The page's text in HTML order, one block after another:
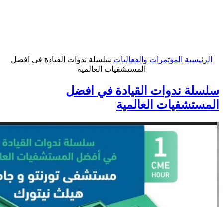
الرئيسية المؤتمرات والفعاليات سلسلة ندوات القيادة في افضل
المستشفيات العالمية
سلسلة ندوات القيادة في افضل
المستشفيات العالمية